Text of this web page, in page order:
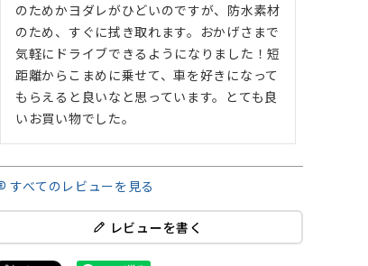
のためかヨダレがひどいのですが、防水素材
のため、すぐに拭き取れます。おかげさまで
気軽にドライブできるようになりました！短
距離からこまめに乗せて、車を好きになって
もらえると良いなと思っています。とても良
いお買い物でした。
すべてのレビューを見る
レビューを書く